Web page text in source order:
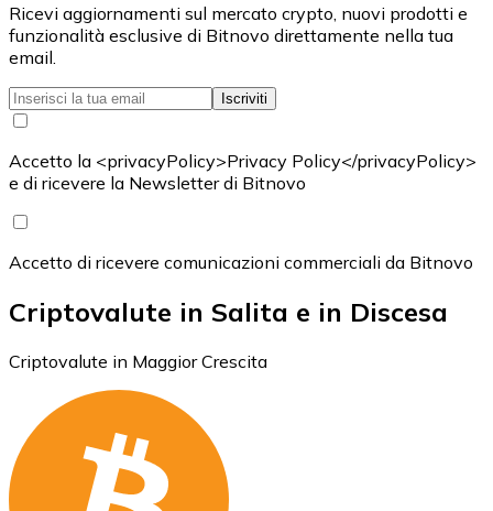
Ricevi aggiornamenti sul mercato crypto, nuovi prodotti e
funzionalità esclusive di Bitnovo direttamente nella tua
email.
Iscriviti
Accetto la <privacyPolicy>Privacy Policy</privacyPolicy>
e di ricevere la Newsletter di Bitnovo
Accetto di ricevere comunicazioni commerciali da Bitnovo
Criptovalute in Salita e in Discesa
Criptovalute in Maggior Crescita